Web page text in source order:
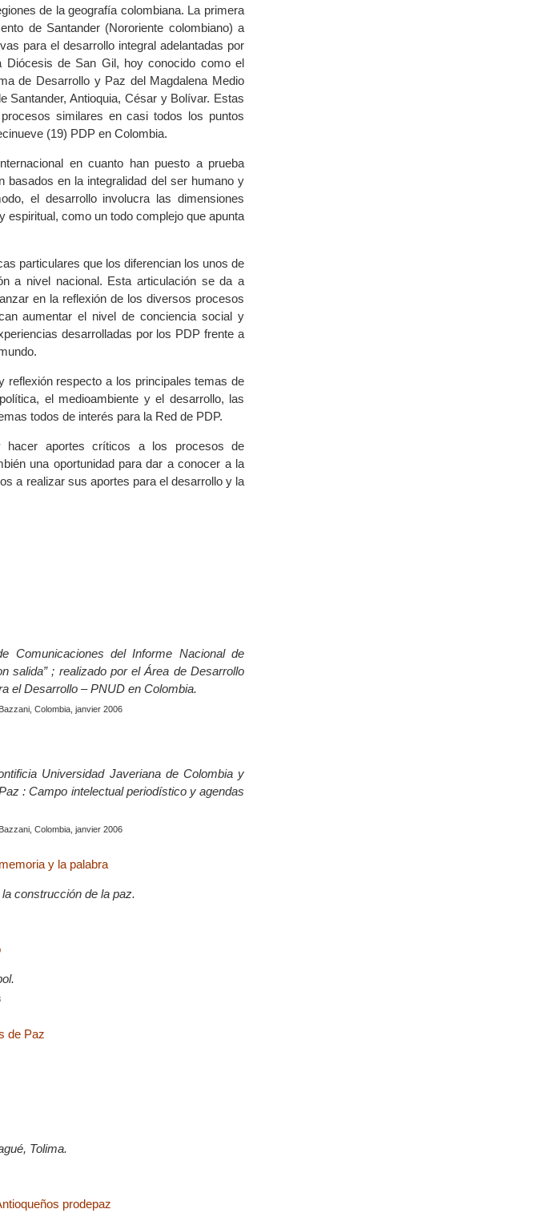
de la geografía colombiana. La primera
de Santander (Nororiente colombiano) a
para el desarrollo integral adelantadas por
Diócesis de San Gil, hoy conocido como el
de Desarrollo y Paz del Magdalena Medio
Santander, Antioquia, César y Bolívar. Estas
similares en casi todos los puntos
(19) PDP en Colombia.
en cuanto han puesto a prueba
basados en la integralidad del ser humano y
el desarrollo involucra las dimensiones
como un todo complejo que apunta
particulares que los diferencian los unos de
a nivel nacional. Esta articulación se da a
en la reflexión de los diversos procesos
aumentar el nivel de conciencia social y
desarrolladas por los PDP frente a
respecto a los principales temas de
el medioambiente y el desarrollo, las
todos de interés para la Red de PDP.
hacer aportes críticos a los procesos de
una oportunidad para dar a conocer a la
a realizar sus aportes para el desarrollo y la
Comunicaciones del Informe Nacional de
salida” ; realizado por el Área de Desarrollo
el Desarrollo – PNUD en Colombia.
Colombia, janvier 2006
Universidad Javeriana de Colombia y
: Campo intelectual periodístico y agendas
Colombia, janvier 2006
y la palabra
construcción de la paz.
de Paz
Tolima.
prodepaz